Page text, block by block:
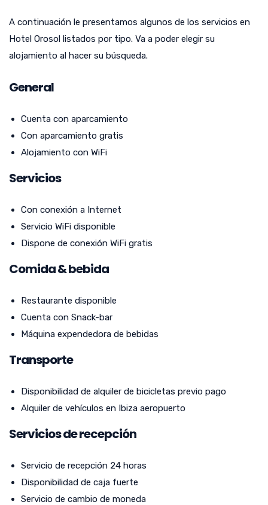
A continuación le presentamos algunos de los servicios en
Hotel Orosol listados por tipo. Va a poder elegir su
alojamiento al hacer su búsqueda.
General
Cuenta con aparcamiento
Con aparcamiento gratis
Alojamiento con WiFi
Servicios
Con conexión a Internet
Servicio WiFi disponible
Dispone de conexión WiFi gratis
Comida & bebida
Restaurante disponible
Cuenta con Snack-bar
Máquina expendedora de bebidas
Transporte
Disponibilidad de alquiler de bicicletas previo pago
Alquiler de vehículos en Ibiza aeropuerto
Servicios de recepción
Servicio de recepción 24 horas
Disponibilidad de caja fuerte
Servicio de cambio de moneda